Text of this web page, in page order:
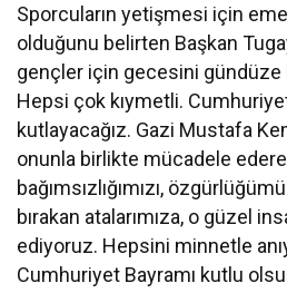
Sporcuların yetişmesi için
olduğunu belirten Başkan
gençler için gecesini gündüze
Hepsi çok kıymetli. Cumhuriyet
kutlayacağız. Gazi Mustafa
onunla birlikte mücadele
bağımsızlığımızı,
bırakan atalarımıza, o güzel
ediyoruz. Hepsini minnetle
Cumhuriyet Bayramı kutlu